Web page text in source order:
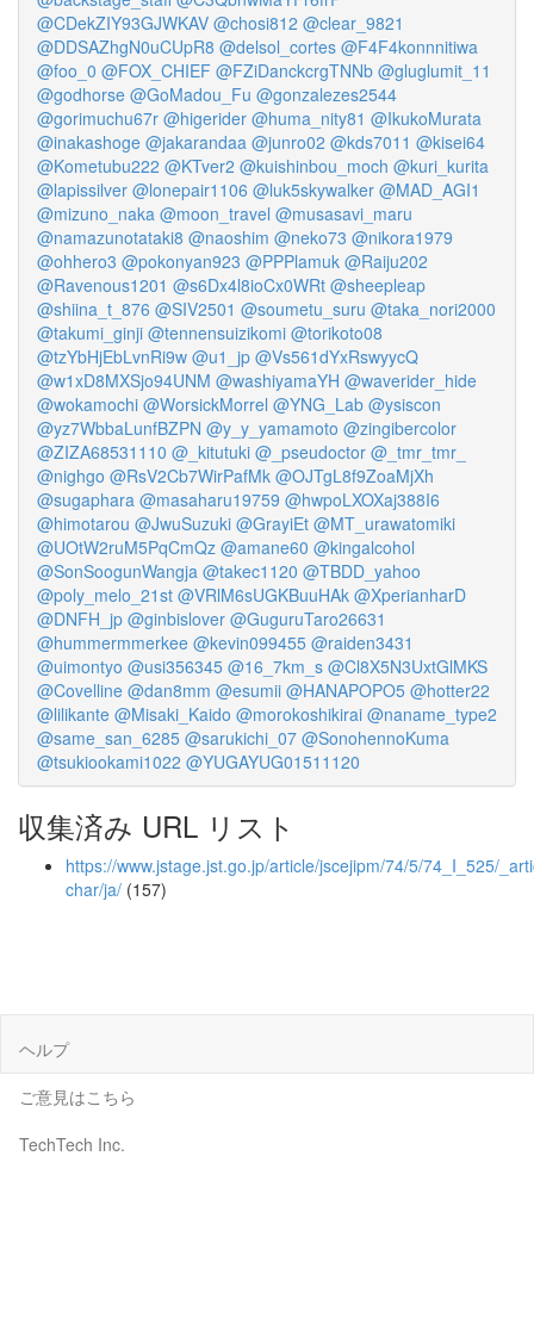
@CDekZIY93GJWKAV @chosi812 @clear_9821
@DDSAZhgN0uCUpR8 @delsol_cortes @F4F4konnnitiwa
@foo_0 @FOX_CHIEF @FZiDanckcrgTNNb @gluglumit_11
@godhorse @GoMadou_Fu @gonzalezes2544
@gorimuchu67r @higerider @huma_nity81 @IkukoMurata
@inakashoge @jakarandaa @junro02 @kds7011 @kisei64
@Kometubu222 @KTver2 @kuishinbou_moch @kuri_kurita
@lapissilver @lonepair1106 @luk5skywalker @MAD_AGI1
@mizuno_naka @moon_travel @musasavi_maru
@namazunotataki8 @naoshim @neko73 @nikora1979
@ohhero3 @pokonyan923 @PPPlamuk @Raiju202
@Ravenous1201 @s6Dx4l8ioCx0WRt @sheepleap
@shiina_t_876 @SIV2501 @soumetu_suru @taka_nori2000
@takumi_ginji @tennensuizikomi @torikoto08
@tzYbHjEbLvnRi9w @u1_jp @Vs561dYxRswyycQ
@w1xD8MXSjo94UNM @washiyamaYH @waverider_hide
@wokamochi @WorsickMorrel @YNG_Lab @ysiscon
@yz7WbbaLunfBZPN @y_y_yamamoto @zingibercolor
@ZIZA68531110 @_kitutuki @_pseudoctor @_tmr_tmr_
@nighgo @RsV2Cb7WirPafMk @OJTgL8f9ZoaMjXh
@sugaphara @masaharu19759 @hwpoLXOXaj388I6
@himotarou @JwuSuzuki @GrayiEt @MT_urawatomiki
@UOtW2ruM5PqCmQz @amane60 @kingalcohol
@SonSoogunWangja @takec1120 @TBDD_yahoo
@poly_melo_21st @VRlM6sUGKBuuHAk @XperianharD
@DNFH_jp @ginbislover @GuguruTaro26631
@hummermmerkee @kevin099455 @raiden3431
@uimontyo @usi356345 @16_7km_s @Cl8X5N3UxtGlMKS
@Covelline @dan8mm @esumii @HANAPOPO5 @hotter22
@lilikante @Misaki_Kaido @morokoshikirai @naname_type2
@same_san_6285 @sarukichi_07 @SonohennoKuma
@tsukiookami1022 @YUGAYUG01511120
収集済み URL リスト
https://www.jstage.jst.go.jp/article/jscejipm/74/5/74_I_525/
char/ja/ (157)
ヘルプ
ご意見はこちら
TechTech Inc.